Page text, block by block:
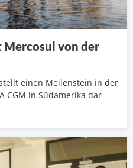
Mercosul von der
einen Meilenstein in der
CGM in Südamerika dar